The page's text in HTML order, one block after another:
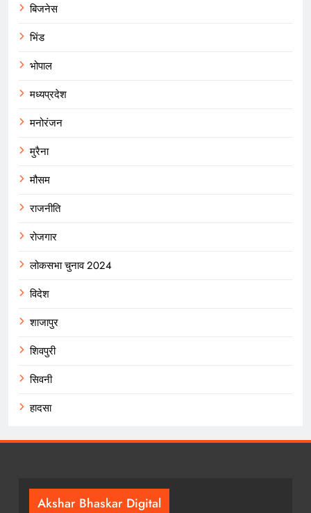
बिजनेस
भिंड
भोपाल
मध्यप्रदेश
मनोरंजन
मुरैना
मौसम
राजनीति
रोजगार
लोकसभा चुनाव 2024
विदेश
शाजापुर
शिवपुरी
सिवनी
हादसा
Akshar Bhaskar Digital